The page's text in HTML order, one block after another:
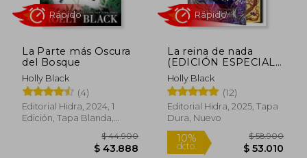
dcto. $ 7.110 dcto.
La Parte más Oscura
del Bosque
Holly Black
(4)
Editorial Hidra, 2024, 1
Edición, Tapa Blanda,
La reina de nada
(EDICIÓN ESPECIAL
LIMITADA)
Holly Black
(12)
Editorial Hidra, 2025, Tapa
Dura, Nuevo